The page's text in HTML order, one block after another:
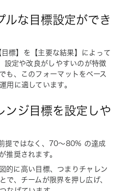
ルな目標設定ができ
標】を【主要な結果】によって
設定や改良がしやすいのが特徴
も、このフォーマットをベース
用に適しています。
ンジ目標を設定しや
提ではなく、70〜80% の達成
推奨されます。
的に高い目標、つまりチャレン
で、チームが限界を押し広げ、